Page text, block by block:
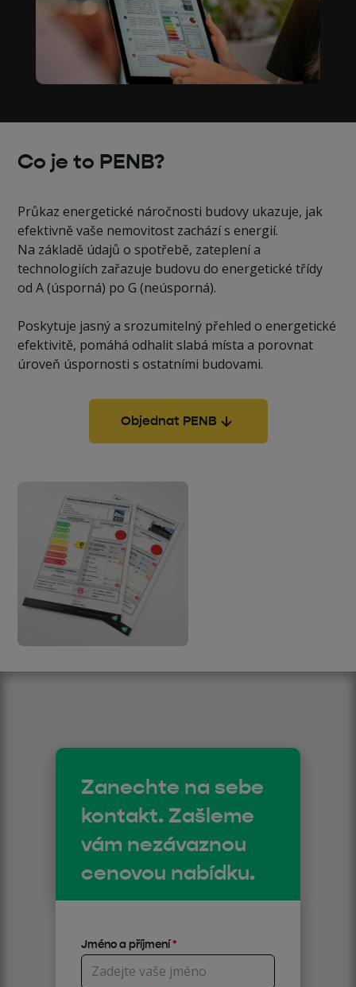
Co je to PENB?
Průkaz energetické náročnosti budovy ukazuje, jak
efektivně vaše nemovitost zachází s energií.
Na základě údajů o spotřebě, zateplení a
technologiích zařazuje budovu do energetické třídy
od A (úsporná) po G (neúsporná).
Poskytuje jasný a srozumitelný přehled o energetické
efektivitě, pomáhá odhalit slabá místa a porovnat
úroveň úspornosti s ostatními budovami.
Objednat PENB
Zanechte na sebe
kontakt. Zašleme
vám nezávaznou
cenovou nabídku.
Jméno a příjmení*